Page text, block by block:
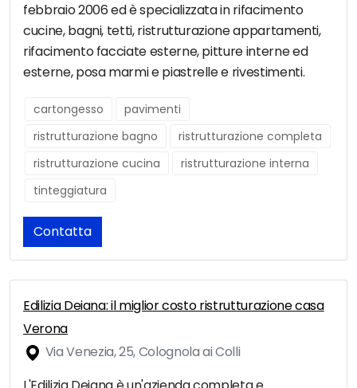
febbraio 2006 ed è specializzata in rifacimento
cucine, bagni, tetti, ristrutturazione appartamenti,
rifacimento facciate esterne, pitture interne ed
esterne, posa marmi e piastrelle e rivestimenti.
cartongesso
pavimenti
ristrutturazione bagno
ristrutturazione completa
ristrutturazione cucina
ristrutturazione interna
tinteggiatura
Contatta
Edilizia Deiana: il miglior costo ristrutturazione casa
Verona
Via Venezia, 25, Colognola ai Colli